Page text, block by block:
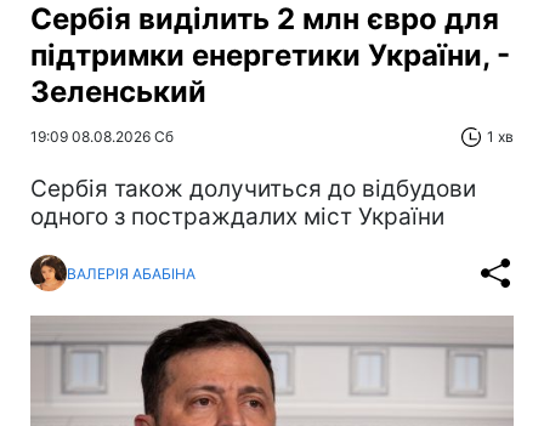
Сербія виділить 2 млн євро для
підтримки енергетики України, -
Зеленський
19:09 08.08.2026 Сб 1 хв
Сербія також долучиться до відбудови
одного з постраждалих міст України
ВАЛЕРІЯ АБАБІНА